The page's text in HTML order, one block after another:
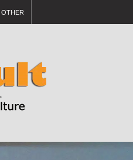
OTHER